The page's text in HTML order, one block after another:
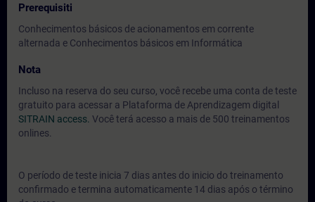
Prerequisiti
Conhecimentos básicos de acionamentos em corrente
alternada e Conhecimentos básicos em Informática
Nota
Incluso na reserva do seu curso, você recebe uma conta de teste
gratuito para acessar a Plataforma de Aprendizagem digital
SITRAIN access. Você terá acesso a mais de 500 treinamentos
onlines.
O período de teste inicia 7 dias antes do inicio do treinamento
confirmado e termina automaticamente 14 dias após o término